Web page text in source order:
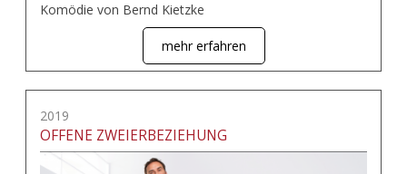
Komödie von Bernd Kietzke
mehr erfahren
2019
OFFENE ZWEIERBEZIEHUNG